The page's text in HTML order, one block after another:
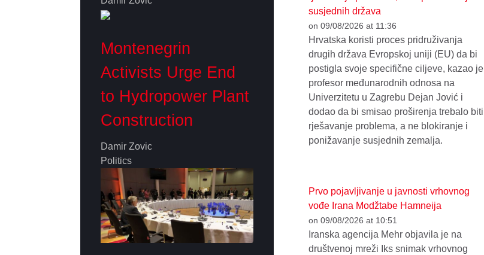
Montenegrin
Activists Urge End
to Hydropower Plant
Construction
Damir Zovic
Politics
susjednih država
on 09/08/2026 at 11:36
Hrvatska koristi proces pridruživanja
drugih država Evropskoj uniji (EU) da bi
postigla svoje specifične ciljeve, kazao je
profesor međunarodnih odnosa na
Univerzitetu u Zagrebu Dejan Jović i
dodao da bi smisao proširenja trebalo biti
rješavanje problema, a ne blokiranje i
ponižavanje susjednih zemalja.
Prvo pojavljivanje u javnosti vrhovnog
vođe Irana Modžtabe Hamneija
on 09/08/2026 at 10:51
Iranska agencija Mehr objavila je na
društvenoj mreži Iks snimak vrhovnog